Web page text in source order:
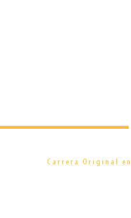
Gráfico
Carrera Original en